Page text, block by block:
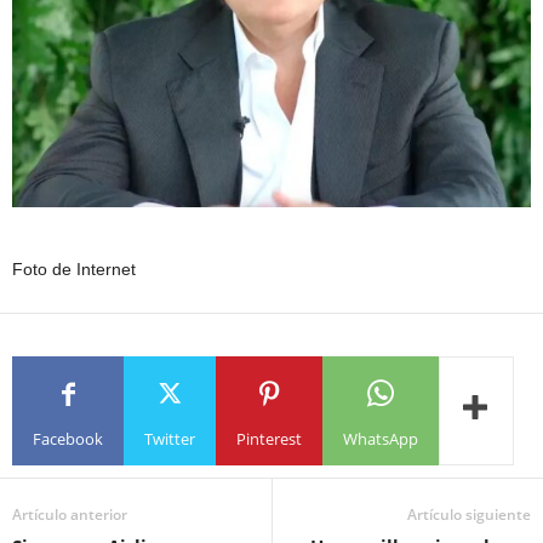
Foto de Internet
Facebook Twitter Pinterest WhatsApp
Artículo anterior Artículo siguiente